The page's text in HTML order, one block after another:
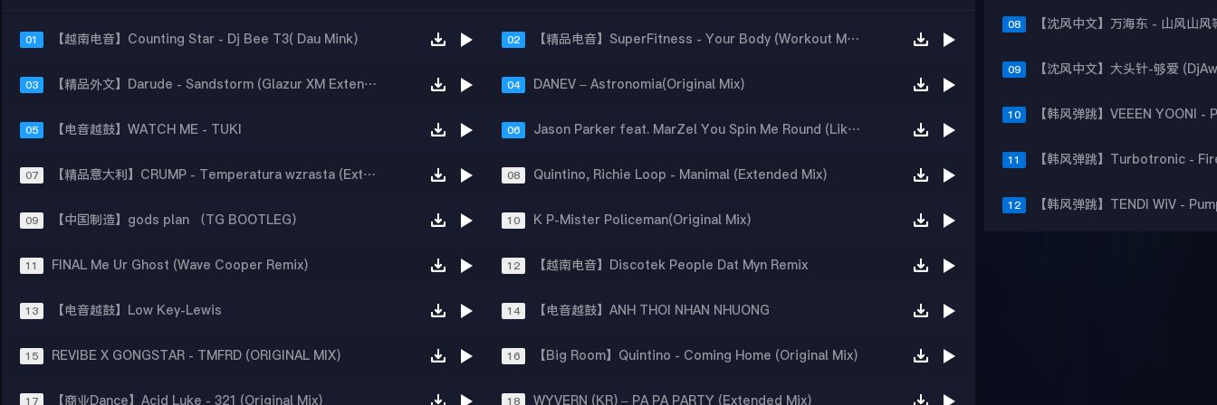
01 【越南电音】Counting Star - Dj Bee T3( Dau Mink) 02 【精品电音】SuperFitness - Your Body (Workout Mix 133 bpm)
03 【精品外文】Darude - Sandstorm (Glazur XM Extended Remix) 04 DANEV – Astronomia(Original Mix)
05 【电音越鼓】WATCH ME - TUKI 06 Jason Parker feat. MarZel You Spin Me Round (Like A Record) (DualXess Remix)
07 【精品意大利】CRUMP - Temperatura wzrasta (Extended Mix) 08 Quintino, Richie Loop - Manimal (Extended Mix)
09 【中国制造】gods plan （TG BOOTLEG） 10 K P-Mister Policeman(Original Mix)
11 FINAL Me Ur Ghost (Wave Cooper Remix) 12 【越南电音】Discotek People Dat Myn Remix
13 【电音越鼓】Low Key-Lewis 14 【电音越鼓】ANH THOI NHAN NHUONG
15 REVIBE X GONGSTAR - TMFRD (ORIGINAL MIX) 16 【Big Room】Quintino - Coming Home (Original Mix)
17 【商业Dance】Acid Luke - 321 (Original Mix) 18 WYVERN (KR) – PA PA PARTY (Extended Mix)
08
09
10
11
12